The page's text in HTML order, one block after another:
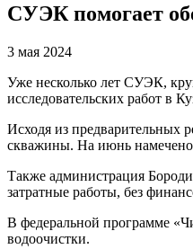
СУЭК помогает
3 мая 2024
Уже несколько лет СУЭК,
исследовательских работ в
Исходя из предварительных
скважины. На июнь намечено
Также администрация
затратные работы, без
В федеральной программе
водоочистки.